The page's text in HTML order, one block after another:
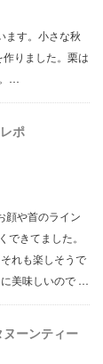
ます。小さな秋
りました。栗は
…
ポ
顔や首のライン
きてました。
れも楽しそうで
美味しいので …
ーンティー